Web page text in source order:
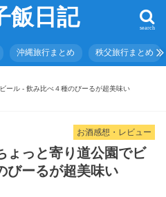
飯日記 search
沖縄旅行まとめ 秩父旅行まとめ
ール - 飲み比べ４種のびーるが超美味い
お酒感想・レビュー
ょっと寄り道公園でビ
びーるが超美味い